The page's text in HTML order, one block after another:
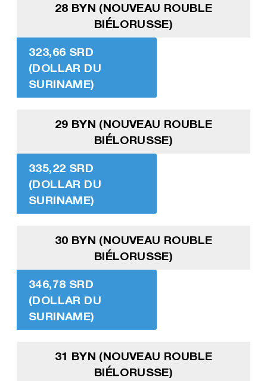
28 BYN (NOUVEAU ROUBLE
BIÉLORUSSE)
323,66 SRD
(DOLLAR DU
SURINAME)
29 BYN (NOUVEAU ROUBLE
BIÉLORUSSE)
335,22 SRD
(DOLLAR DU
SURINAME)
30 BYN (NOUVEAU ROUBLE
BIÉLORUSSE)
346,78 SRD
(DOLLAR DU
SURINAME)
31 BYN (NOUVEAU ROUBLE
BIÉLORUSSE)